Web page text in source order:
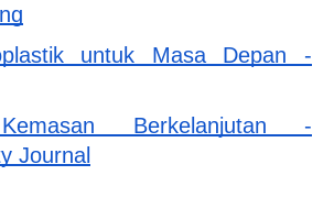
untuk Masa Depan -
Berkelanjutan -
Journal